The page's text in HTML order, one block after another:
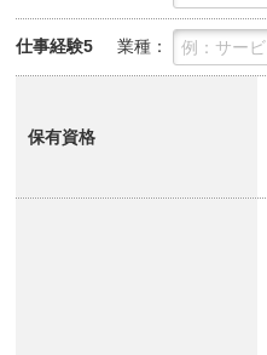
仕事経験5 業種：
保有資格